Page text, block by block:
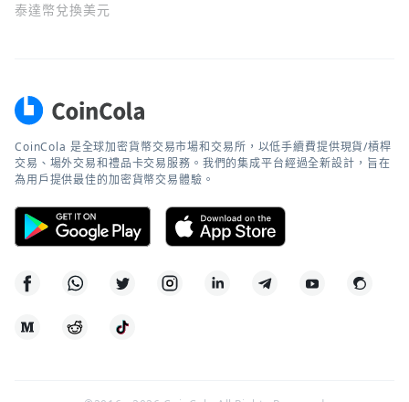
泰達幣兌換美元
CoinCola 是全球加密貨幣交易市場和交易所，以低手續費提供現貨/槓桿
交易、場外交易和禮品卡交易服務。我們的集成平台經過全新設計，旨在
為用戶提供最佳的加密貨幣交易體驗。